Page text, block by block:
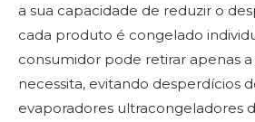
a sua capacidade de reduzir o
cada produto é congelado
consumidor pode retirar apenas
necessita, evitando desperdícios
evaporadores ultracongeladores